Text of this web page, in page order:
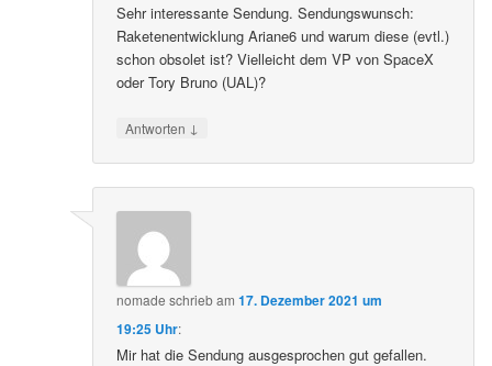
Sehr interessante Sendung. Sendungswunsch:
Raketenentwicklung Ariane6 und warum diese (evtl.)
schon obsolet ist? Vielleicht dem VP von SpaceX
oder Tory Bruno (UAL)?
Antworten ↓
nomade schriebam17. Dezember 2021 um
19:25 Uhr:
Mir hat die Sendung ausgesprochen gut gefallen.